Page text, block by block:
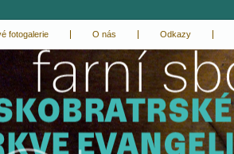
fotogalerie O nás Odkazy